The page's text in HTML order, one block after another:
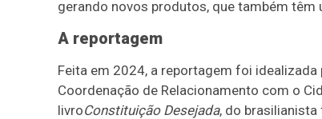
gerando novos produtos, que também
A reportagem
Feita em 2024, a reportagem foi
Coordenação de Relacionamento com o
livroConstituição Desejada, do brasilianista